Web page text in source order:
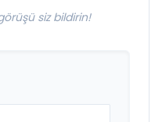
siz bildirin!